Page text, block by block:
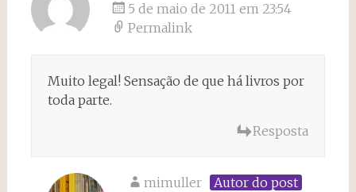
5 de maio de 2011 em 23:54
Permalink
Muito legal! Sensação de que há livros por
toda parte.
Resposta
mimuller
Autor do post